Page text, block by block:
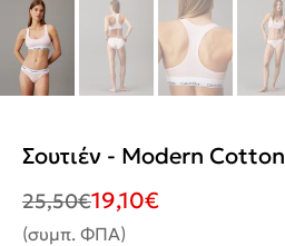
Σουτιέν - Modern Cotton
25,50€19,10€
(συμπ. ΦΠΑ)